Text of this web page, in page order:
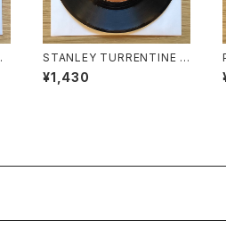
STANLEY TURRENTINE /
A: EVIL WAYS / B: LOVE H
ANGOVER
¥1,430